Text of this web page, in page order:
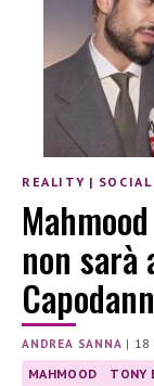
REALITY | SOCIAL
non sarà
ANDREA SANNA | 18
MAHMOOD TONY